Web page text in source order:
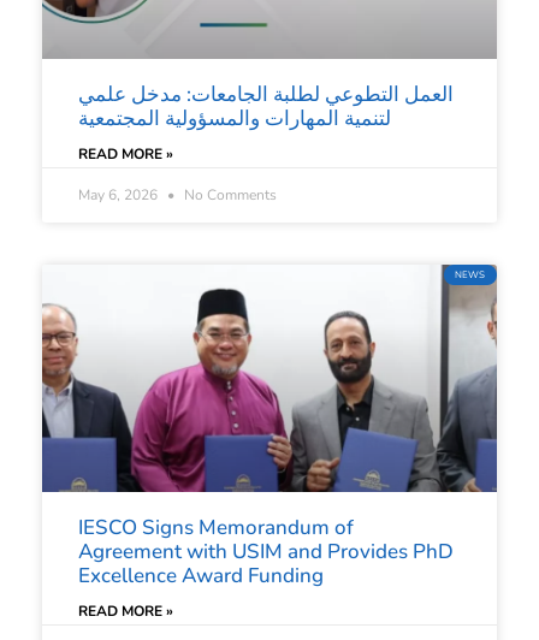
العمل التطوعي لطلبة الجامعات: مدخل علمي
لتنمية المهارات والمسؤولية المجتمعية
READ MORE »
May 6, 2026 No Comments
NEWS
IESCO Signs Memorandum of
Agreement with USIM and Provides PhD
Excellence Award Funding
READ MORE »